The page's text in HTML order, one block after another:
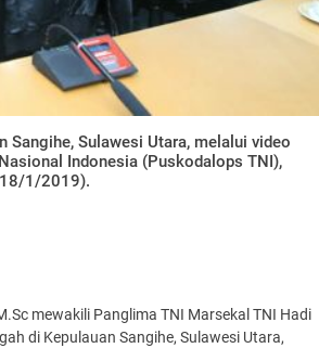
Sangihe, Sulawesi Utara, melalui video
Indonesia (Puskodalops TNI),
1/2019).
mewakili Panglima TNI Marsekal TNI Hadi
di Kepulauan Sangihe, Sulawesi Utara,